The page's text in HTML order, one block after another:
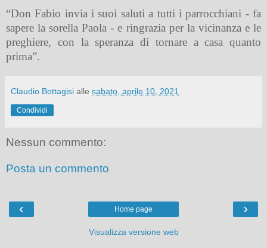
“Don Fabio invia i suoi saluti a tutti i parrocchiani - fa
sapere la sorella Paola - e ringrazia per la vicinanza e le
preghiere, con la speranza di tornare a casa quanto
prima”.
Claudio Bottagisi alle sabato, aprile 10, 2021
Condividi
Nessun commento:
Posta un commento
‹ ›
Home page
Visualizza versione web